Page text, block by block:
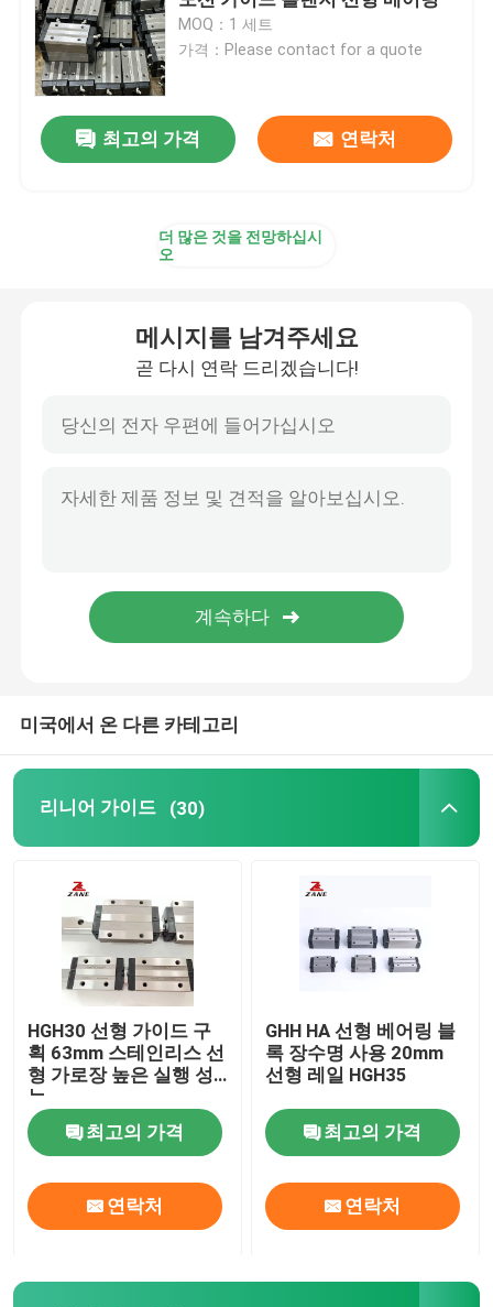
선형 가이드 레일
선형 가이드웨이
리니어 가이드 모듈
볼 스크류 끝점 지지
리니어모션가이드
리니어 슬라이드 철도
MOQ：1 세트
가격：Please contact for a quote
최고의 가격 연락처
더 많은 것을 전망하십시
오
메시지를 남겨주세요
곧 다시 연락 드리겠습니다!
미국에서 온 다른 카테고리
리니어 가이드 (30)
HGH30 선형 가이드 구
획 63mm 스테인리스 선
형 가로장 높은 실행 성
능
최고의 가격
연락처
GHH HA 선형 베어링 블
록 장수명 사용 20mm
선형 레일 HGH35
최고의 가격
연락처